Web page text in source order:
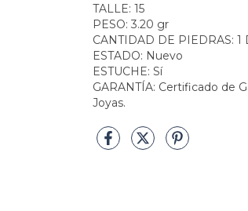
TALLE: 15
PESO: 3.20 gr
CANTIDAD DE PIEDRAS:
ESTADO: Nuevo
ESTUCHE: Sí
GARANTÍA: Certificado de
Joyas.